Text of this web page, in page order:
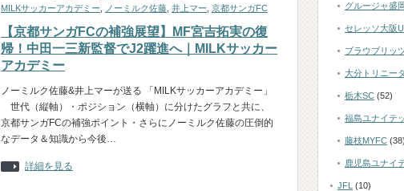
MILKサッカーアカデミー
ノーミルク佐藤 井上マー 京都サンガFC
【京都サンガFCの補強展望】MF宮吉拓実の復
帰！中田一三新監督でJ2躍進へ｜MILKサッカー
アカデミー
ノーミルク佐藤&井上マーが送る 「MILKサッカーアカデミー」
世代（縦軸）・ポジション（横軸）に分けたグラフと共に、
京都サンガFCの補強ポイント・さらにノーミルク佐藤の圧倒的
なデータ＆知識から今後…
詳細を見る
グルージャ盛
セレッソ大阪
ブラウブリッ
大分トリニータ
栃木SC (52)
福島ユナイテ
藤枝MYFC (38)
鹿児島ユナイ
JFL (10)